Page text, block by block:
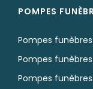
POMPES
Pompes
Pompes
Pompes